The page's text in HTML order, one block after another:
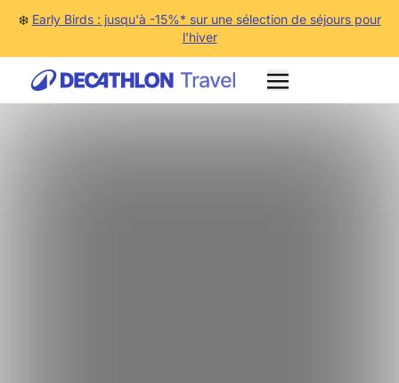
❄️ Early Birds : jusqu'à -15%* sur une sélection de séjours pour
l'hiver